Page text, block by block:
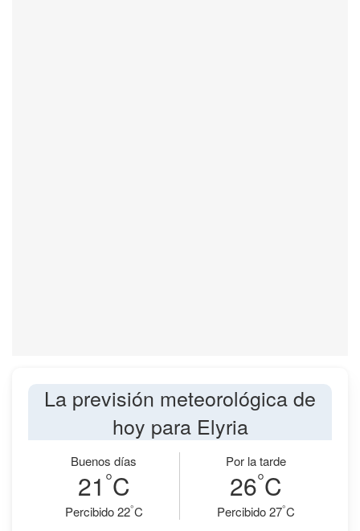
La previsión meteorológica de
hoy para Elyria
Buenos días
21 °C
Percibido 22°C
Por la tarde
26°C
Percibido 27°C